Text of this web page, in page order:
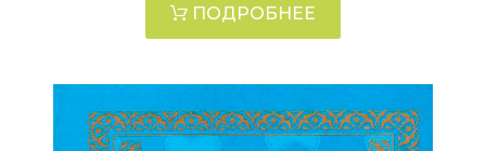
ПОДРОБНЕЕ